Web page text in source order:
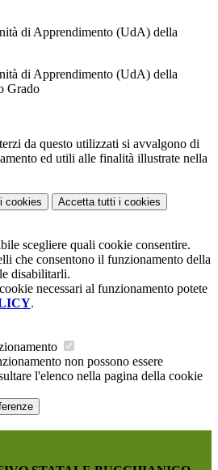
di Apprendimento (UdA) della
di Apprendimento (UdA) della
Grado
da questo utilizzati si avvalgono di
ed utili alle finalità illustrate nella
i cookies Accetta tutti i cookies
scegliere quali cookie consentire.
che consentono il funzionamento della
disabilitarli.
necessari al funzionamento potete
.
non possono essere
l'elenco nella pagina della cookie